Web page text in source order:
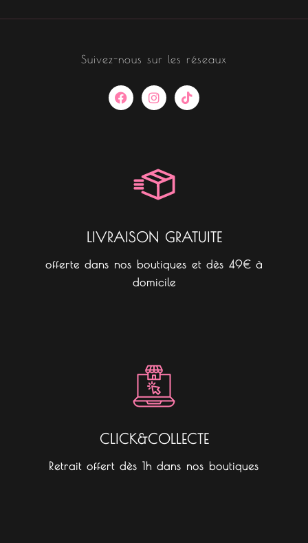
Suivez-nous sur les réseaux
F
a
c
I
n
s
a
m
T
i
k
LIVRAISON GRATUITE
offerte dans nos boutiques et dès 49€ à
domicile
CLICK&COLLECTE
Retrait offert dès 1h dans nos boutiques